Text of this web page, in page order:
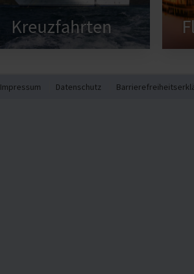
Kreuzfahrten
Impressum Datenschutz